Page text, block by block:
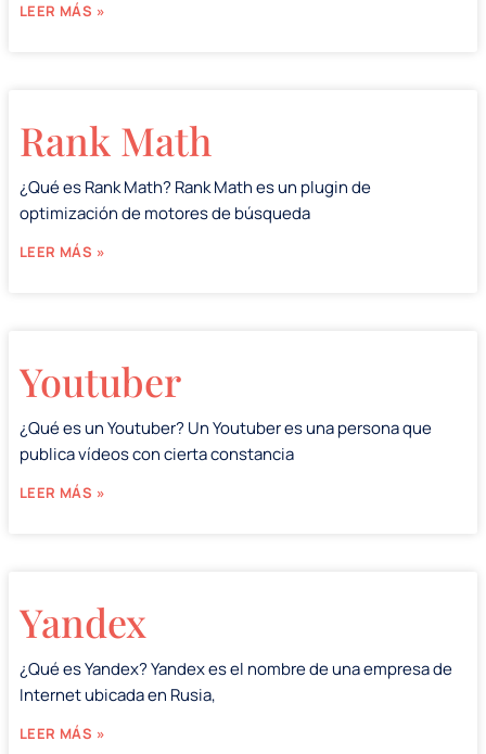
LEER MÁS »
Rank Math
¿Qué es Rank Math? Rank Math es un plugin de
optimización de motores de búsqueda
LEER MÁS »
Youtuber
¿Qué es un Youtuber? Un Youtuber es una persona que
publica vídeos con cierta constancia
LEER MÁS »
Yandex
¿Qué es Yandex? Yandex es el nombre de una empresa de
Internet ubicada en Rusia,
LEER MÁS »